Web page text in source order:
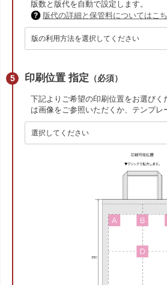
版数と版代を自動で設定します。
版代の詳細と保管料についてはこ
印刷位置 指定 （必須）
下記よりご希望の印刷位置をお選びく
は画像をご参照いただくか、テンプレ